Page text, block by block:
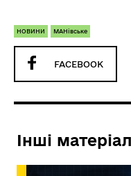
НОВИНИ МАНівське
FACEBOOK
Інші